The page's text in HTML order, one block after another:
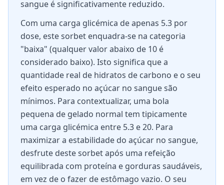
sangue é significativamente reduzido.
Com uma carga glicémica de apenas 5.3 por
dose, este sorbet enquadra-se na categoria
"baixa" (qualquer valor abaixo de 10 é
considerado baixo). Isto significa que a
quantidade real de hidratos de carbono e o seu
efeito esperado no açúcar no sangue são
mínimos. Para contextualizar, uma bola
pequena de gelado normal tem tipicamente
uma carga glicémica entre 5.3 e 20. Para
maximizar a estabilidade do açúcar no sangue,
desfrute deste sorbet após uma refeição
equilibrada com proteína e gorduras saudáveis,
em vez de o fazer de estômago vazio. O seu